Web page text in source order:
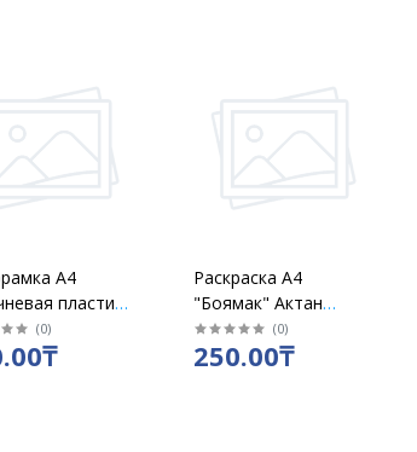
А4
пластик
(0)
Раскраска А4
"Боямак" Актан
ассорти / 231251
(0)
250.00₸